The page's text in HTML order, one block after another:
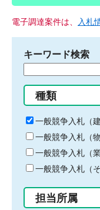
電子調達案件は、 入札
キーワード検索
る
キ
ー
ワ
ー
ド
入
力
種類
一般競争入札（
一般競争入札（物
一般競争入札（
一般競争入札（そ
担当所属